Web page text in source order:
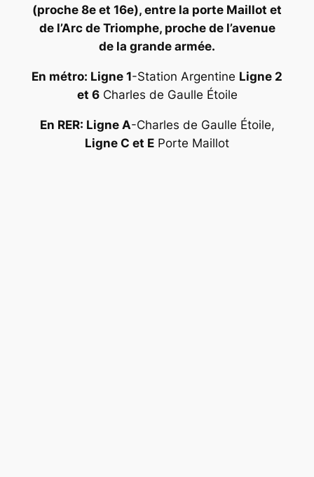
(proche 8e et 16e), entre la porte Maillot et
de l’Arc de Triomphe, proche de l’avenue
de la grande armée.
En métro: Ligne 1-Station Argentine Ligne 2
et 6Charles de Gaulle Étoile
En RER: Ligne A-Charles de Gaulle Étoile,
Ligne C et E Porte Maillot